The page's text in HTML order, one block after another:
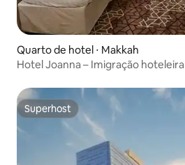
Quarto de hotel ⋅ Makkah
Hotel Joanna – Imigração hoteleira
Superhost
Superhost